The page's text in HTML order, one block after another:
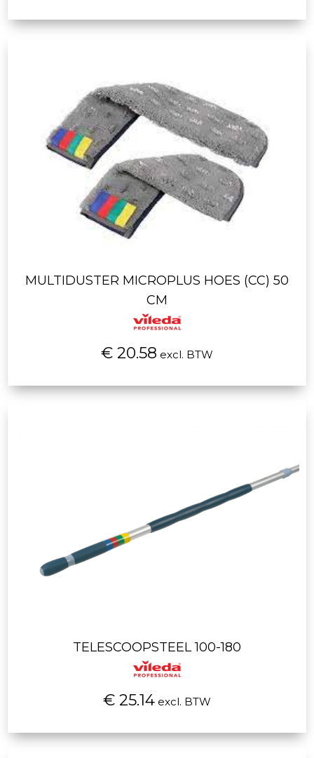
MULTIDUSTER MICROPLUS HOES (CC) 50
CM
€ 20.58 excl. BTW
TELESCOOPSTEEL 100-180
€ 25.14 excl. BTW